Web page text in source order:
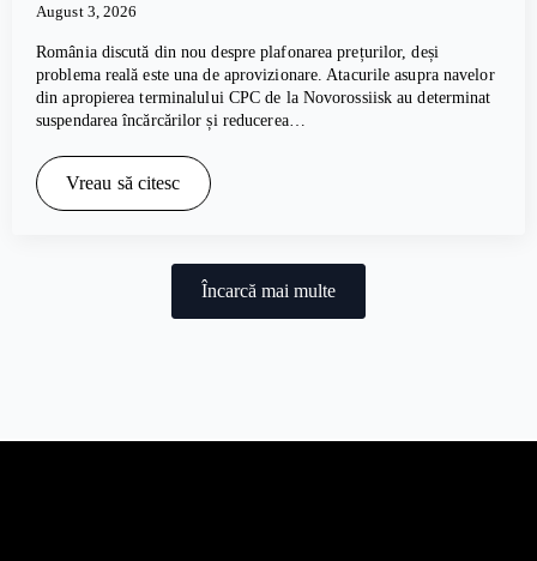
August 3, 2026
România discută din nou despre plafonarea prețurilor, deși
problema reală este una de aprovizionare. Atacurile asupra navelor
din apropierea terminalului CPC de la Novorossiisk au determinat
suspendarea încărcărilor și reducerea…
Vreau să citesc
Încarcă mai multe